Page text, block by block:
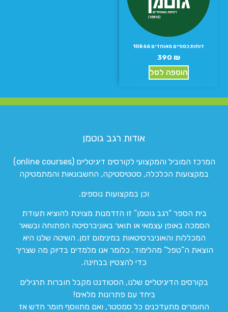
דוחות כספיים מאוחדים 10866
390 ₪
הוספה לסל
אודות רגב גוטמן
המרכז המוביל והמקצועי לקורסים דיגיטליים (online courses)
במקצועות הכלכלה, סטטיסטיקה, החשבונאות והמתמטיקה
וכן במקצועות נוספים.
בית הספר “רגב גוטמן” זו הזדמנות מצוינת להוציא תעודת
הסמכה באופן עצמאי או תואר באוניברסיטה הפתוחה ובשאר
המכללות והאוניברסיטאות במינימום זמן. השיטה שלנו היא
הוצאת ה”טפל” מהלימוד. כלומר אנו מלמדים בדיוק מה שצריך
כדי להצטיין בבחינה.
בקורסים הדיגיטליים שלנו, הסטודנט מקבל חוברות תרגילים
ביחד עם פתרונות מלאים!
החומרים מתעדכנים כל סמסטר, ואם מתווסף חומר חדש אז